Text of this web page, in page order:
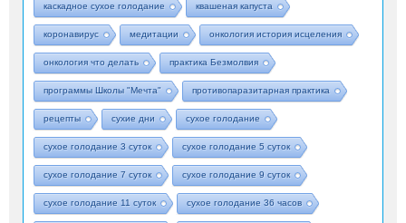
каскадное сухое голодание квашеная капуста
коронавирус медитации онкология история исцеления
онкология что делать практика Безмолвия
программы Школы "Мечта" противопаразитарная практика
рецепты сухие дни сухое голодание
сухое голодание 3 суток сухое голодание 5 суток
сухое голодание 7 суток сухое голодание 9 суток
сухое голодание 11 суток сухое голодание 36 часов